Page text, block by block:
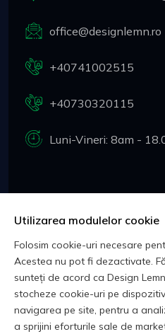
office@designlemn.ro
+40741002515
+40730320115
Luni-Vineri: 8am -
Despre Noi
Contacteaza-Ne
Cookies
Prelucrarea Datelor
Utilizarea modulelor cookie
Folosim cookie-uri necesare
Acestea nu pot fi dezactivate.
sunteți de acord ca Design
stocheze cookie-uri pe
navigarea pe site, pentru a
a sprijini eforturile sale de